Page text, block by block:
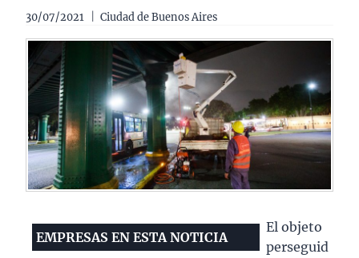
30/07/2021 Ciudad de Buenos Aires
EMPRESAS EN ESTA NOTICIA
El objeto
perseguid